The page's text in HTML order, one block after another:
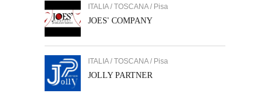
ITALIA / TOSCANA / Pisa
JOES' COMPANY
ITALIA / TOSCANA / Pisa
JOLLY PARTNER